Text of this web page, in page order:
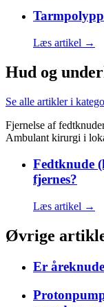
Læs artikel →
Hud og
Se alle artikler i
Fjernelse af
Ambulant kirurgi i
Fedtknude
fjernes?
Læs artikel →
Øvrige
Er